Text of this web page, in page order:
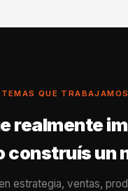
TEMAS QUE TRABAJAMOS
realmente
construís un
estrategia, ventas,